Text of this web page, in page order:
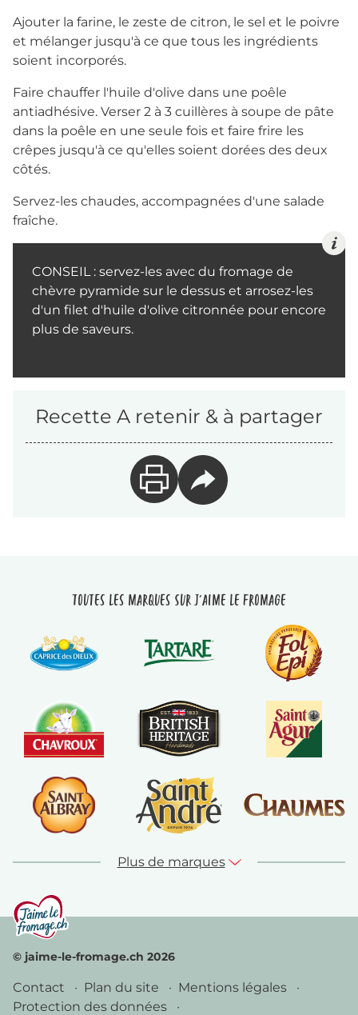
Ajouter la farine, le zeste de citron, le sel et le poivre
et mélanger jusqu'à ce que tous les ingrédients
soient incorporés.
Faire chauffer l'huile d'olive dans une poêle
antiadhésive. Verser 2 à 3 cuillères à soupe de pâte
dans la poêle en une seule fois et faire frire les
crêpes jusqu'à ce qu'elles soient dorées des deux
côtés.
Servez-les chaudes, accompagnées d'une salade
fraîche.
CONSEIL : servez-les avec du fromage de
chèvre pyramide sur le dessus et arrosez-les
d'un filet d'huile d'olive citronnée pour encore
plus de saveurs.
Recette A retenir & à partager
Toutes les marques sur J'aime le fromage
Plus de marques
© jaime-le-fromage.ch 2026
Contact Plan du site
Mentions légales
Protection des données